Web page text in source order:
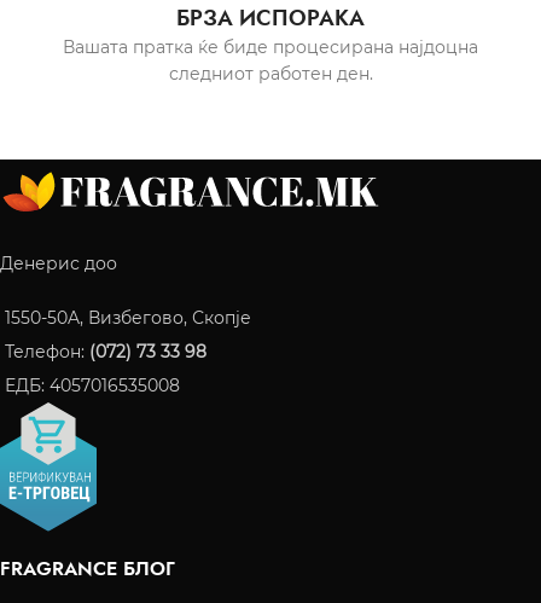
БРЗА ИСПОРАКА
Вашата пратка ќе биде процесирана најдоцна
следниот работен ден.
Денерис доо
1550-50A, Визбегово, Скопје
Телефон: (072) 73 33 98
ЕДБ: 4057016535008
FRAGRANCE БЛОГ